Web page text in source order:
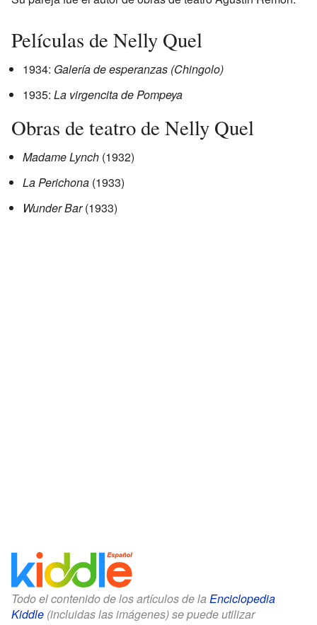
Películas de Nelly Quel
1934: Galería de esperanzas (Chingolo)
1935: La virgencita de Pompeya
Obras de teatro de Nelly Quel
Madame Lynch (1932)
La Perichona (1933)
Wunder Bar(1933)
Todo el contenido de los artículos de la Enciclopedia
Kiddle (incluidas las imágenes) se puede utilizar